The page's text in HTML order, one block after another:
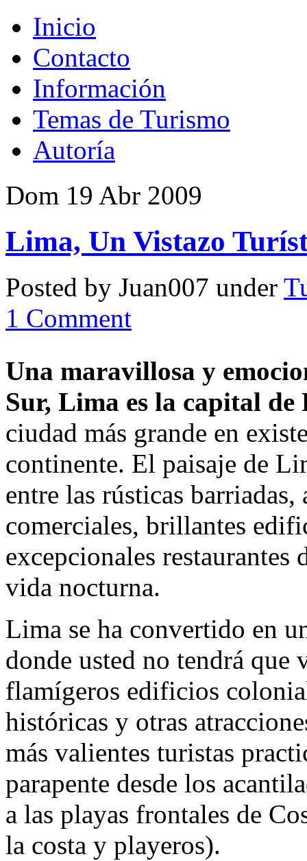
Inicio
Contacto
Información
Temas de Turismo
Autoría
Dom 19 Abr 2009
Lima, Un Vistazo
Posted by Juan007 under
1 Comment
Una maravillosa y
Sur, Lima es la capital de
ciudad más grande en
continente. El paisaje de
entre las rústicas
comerciales, brillantes
excepcionales restaurantes
vida nocturna.
Lima se ha convertido en
donde usted no tendrá que
flamígeros edificios
históricas y otras
más valientes turistas
parapente desde los
a las playas frontales de
la costa y playeros).